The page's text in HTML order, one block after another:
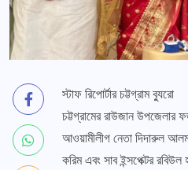
স্টাফ রিপোর্টার চট্টগ্রাম ব্যুরো
চট্টগ্রামের রাউজান উপজেলার
আওয়ামীলীগ নেতা দিদারুল
করিম এবং সাব ইন্সপেক্টর